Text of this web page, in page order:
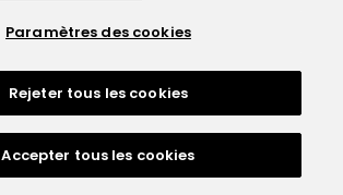
Paramètres des cookies
Rejeter tous les cookies
Accepter tous les cookies